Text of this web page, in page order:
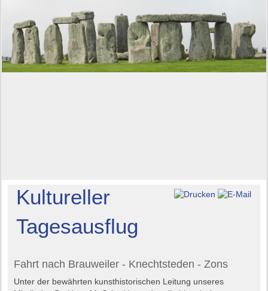
Kultureller
Tagesausflug
Fahrt nach Brauweiler - Knechtsteden - Zons
Unter der bewährten kunsthistorischen Leitung unseres